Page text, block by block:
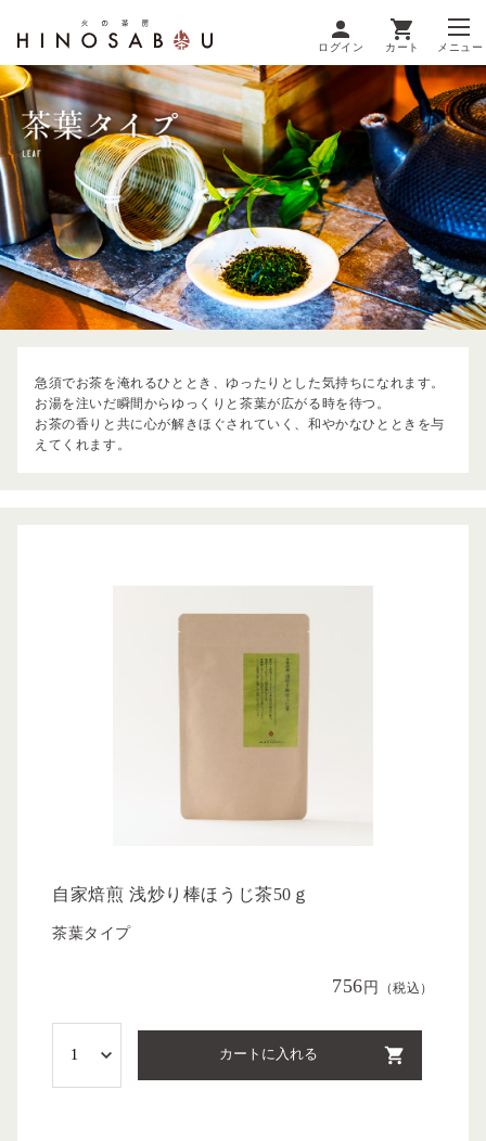
ログイン カート メニュー
急須でお茶を淹れるひととき、ゆったりとした気持ちになれます。
お湯を注いだ瞬間からゆっくりと茶葉が広がる時を待つ。
お茶の香りと共に心が解きほぐされていく、和やかなひとときを与
えてくれます。
自家焙煎 浅炒り棒ほうじ茶50ｇ
茶葉タイプ
756 円 （税込）
カートに入れる